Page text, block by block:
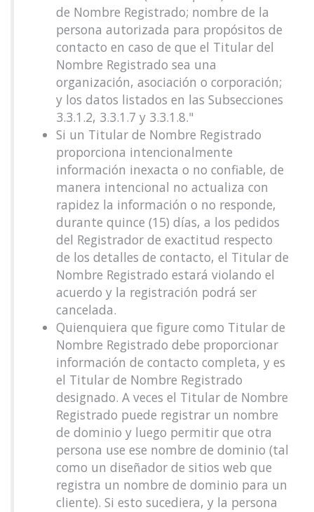
de Nombre Registrado; nombre de la
persona autorizada para propósitos de
contacto en caso de que el Titular del
Nombre Registrado sea una
organización, asociación o corporación;
y los datos listados en las Subsecciones
3.3.1.2, 3.3.1.7 y 3.3.1.8."
Si un Titular de Nombre Registrado
proporciona intencionalmente
información inexacta o no confiable, de
manera intencional no actualiza con
rapidez la información o no responde,
durante quince (15) días, a los pedidos
del Registrador de exactitud respecto
de los detalles de contacto, el Titular de
Nombre Registrado estará violando el
acuerdo y la registración podrá ser
cancelada.
Quienquiera que figure como Titular de
Nombre Registrado debe proporcionar
información de contacto completa, y es
el Titular de Nombre Registrado
designado. A veces el Titular de Nombre
Registrado puede registrar un nombre
de dominio y luego permitir que otra
persona use ese nombre de dominio (tal
como un diseñador de sitios web que
registra un nombre de dominio para un
cliente). Si esto sucediera, y la persona